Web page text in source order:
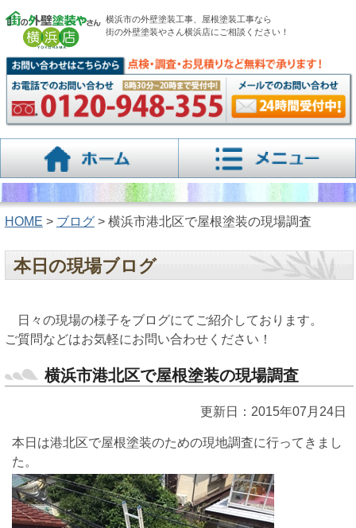
横浜市の外壁塗装工事、屋根塗装工事なら
街の外壁塗装やさん横浜店にご相談ください！
HOME > ブログ> 横浜市港北区で屋根塗装の現場調査
本日の現場ブログ
日々の現場の様子をブログにてご紹介しております。
ご質問などはお気軽にお問い合わせください！
横浜市港北区で屋根塗装の現場調査
更新日：2015年07月24日
本日は港北区で屋根塗装のための現地調査に行ってきまし
た。